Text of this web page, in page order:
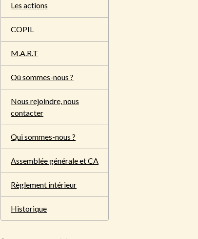
Les actions
COPIL
M.A.R.T
Où sommes-nous ?
Nous rejoindre, nous
contacter
Qui sommes-nous ?
Assemblée générale et CA
Règlement intérieur
Historique